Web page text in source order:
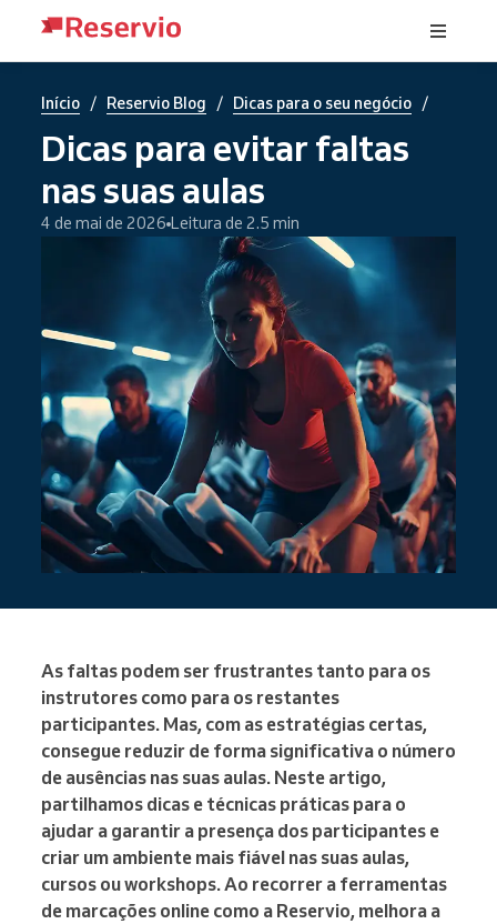
Início / Reservio Blog / Dicas para o seu negócio /
Dicas para evitar faltas
nas suas aulas
4 de mai de 2026 Leitura de 2.5 min
As faltas podem ser frustrantes tanto para os
instrutores como para os restantes
participantes. Mas, com as estratégias certas,
consegue reduzir de forma significativa o número
de ausências nas suas aulas. Neste artigo,
partilhamos dicas e técnicas práticas para o
ajudar a garantir a presença dos participantes e
criar um ambiente mais fiável nas suas aulas,
cursos ou workshops. Ao recorrer a ferramentas
de marcações online como a Reservio, melhora a